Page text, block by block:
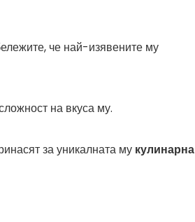
че най-изявените му
на вкуса му.
за уникалната му кулинарна